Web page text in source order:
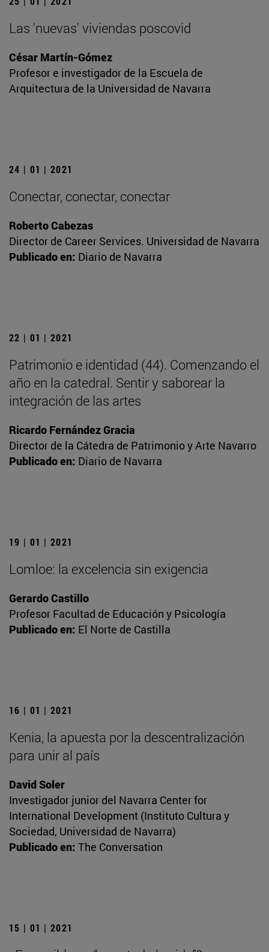
Las 'nuevas' viviendas poscovid
César Martín-Gómez
Profesor e investigador de la Escuela de
Arquitectura de la Universidad de Navarra
24 | 01 | 2021
Conectar, conectar, conectar
Roberto Cabezas
Director de Career Services. Universidad de Navarra
Publicado en: Diario de Navarra
22 | 01 | 2021
Patrimonio e identidad (44). Comenzando el
año en la catedral. Sentir y saborear la
integración de las artes
Ricardo Fernández Gracia
Director de la Cátedra de Patrimonio y Arte Navarro
Publicado en: Diario de Navarra
19 | 01 | 2021
Lomloe: la excelencia sin exigencia
Gerardo Castillo
Profesor Facultad de Educación y Psicología
Publicado en: El Norte de Castilla
16 | 01 | 2021
Kenia, la apuesta por la descentralización
para unir al país
David Soler
Investigador junior del Navarra Center for
International Development (Instituto Cultura y
Sociedad, Universidad de Navarra)
Publicado en: The Conversation
15 | 01 | 2021